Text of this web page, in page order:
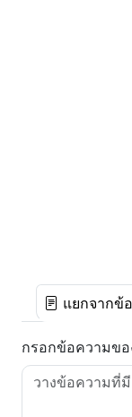
แยกจากข้
กรอกข้อความข